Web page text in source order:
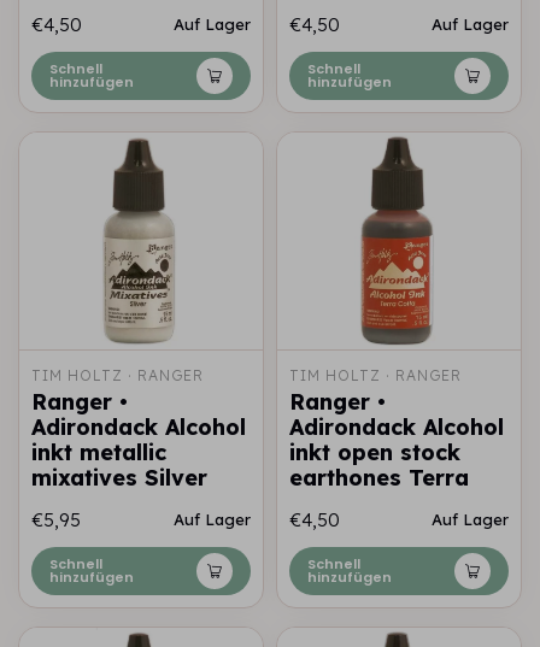
€4,50 Auf Lager
Schnell
hinzufügen
€4,50 Auf Lager
Schnell
hinzufügen
TIM HOLTZ · RANGER
Ranger •
Adirondack Alcohol
inkt metallic
mixatives Silver
€5,95 Auf Lager
Schnell
hinzufügen
TIM HOLTZ · RANGER
Ranger •
Adirondack Alcohol
inkt open stock
earthones Terra
€4,50 Auf Lager
Schnell
hinzufügen